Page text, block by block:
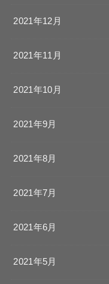
2021年12月
2021年11月
2021年10月
2021年9月
2021年8月
2021年7月
2021年6月
2021年5月